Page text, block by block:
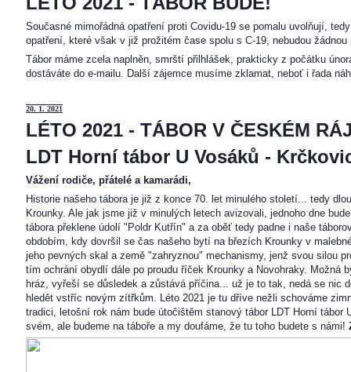
Současné mimořádná opatření proti Covidu-19 se pomalu uvolňují,
opatření, které však v již prožitém čase spolu s C-19, nebudou žádnou
Tábor máme zcela naplněn, smrští přilhlášek, prakticky z počátku
dostáváte do e-mailu. Další zájemce musíme zklamat, neboť i řada
20. 1. 2021
LÉTO 2021 - TÁBOR V ČESKÉM
LDT Horní tábor U Vosáků -
Vážení rodiče, přátelé a kamarádi,
Historie našeho tábora je již z konce 70. let minulého století... tedy
Krounky. Ale jak jsme již v minulých letech avizovali, jednoho dne
tábora překlene údolí "Poldr Kutřín" a za oběť tedy padne i naše
obdobím, kdy dovršil se čas našeho bytí na březích Krounky v
jeho pevných skal a země "zahryznou" mechanismy, jenž svou silou
tím ochrání obydlí dále po proudu říček Krounky a Novohraky. Možná
hráz, vyřeší se důsledek a zůstává příčina... už je to tak, nedá se nic
hledět vstříc novým zítřkům. Léto 2021 je tu dříve nežli schováme
tradici, letošní rok nám bude útočištěm stanový tábor LDT Horní tábor
svém, ale budeme na táboře a my doufáme, že tu toho budete s námi!